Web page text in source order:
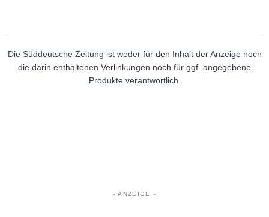
Die Süddeutsche Zeitung ist weder für den Inhalt der Anzeige noch
die darin enthaltenen Verlinkungen noch für ggf. angegebene
Produkte verantwortlich.